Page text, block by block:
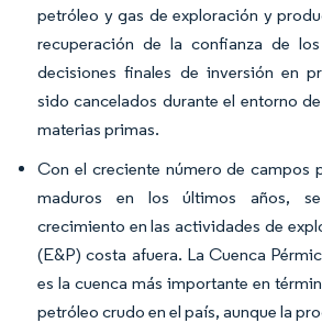
petróleo y gas de exploración y
recuperación de la confianza de
decisiones finales de inversión en
sido cancelados durante el entorno
materias primas.
Con el creciente número de campos
maduros en los últimos años,
crecimiento en las actividades de
(E&P) costa afuera. La Cuenca
es la cuenca más importante en
petróleo crudo en el país, aunque la